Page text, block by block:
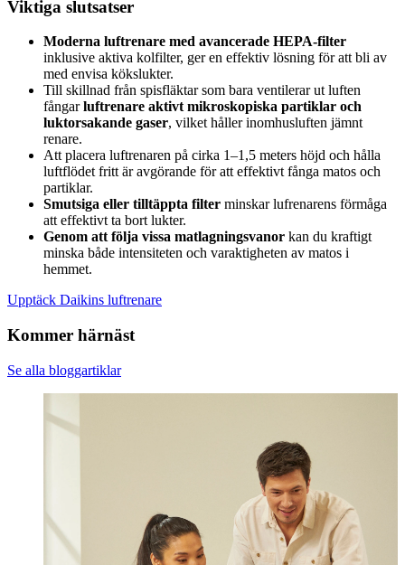
Viktiga slutsatser
Moderna luftrenare med avancerade HEPA-filter
inklusive aktiva kolfilter, ger en effektiv lösning för att bli av
med envisa kökslukter.
Till skillnad från spisfläktar som bara ventilerar ut luften
fångarluftrenare aktivt mikroskopiska partiklar och
luktorsakande gaser, vilket håller inomhusluften jämnt
renare.
Att placera luftrenaren på cirka 1–1,5 meters höjd och hålla
luftflödet fritt är avgörande för att effektivt fånga matos och
partiklar.
Smutsiga eller tilltäppta filter minskar lufrenarens förmåga
att effektivt ta bort lukter.
Genom att följa vissa matlagningsvanor kan du kraftigt
minska både intensiteten och varaktigheten av matos i
hemmet.
Upptäck Daikins luftrenare
Kommer härnäst
Se alla bloggartiklar